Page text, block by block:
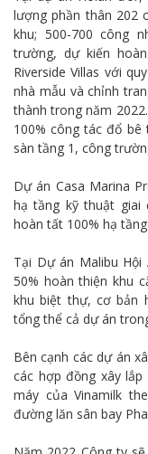
lượng phần thân 202
khu; 500-700 công
trường, dự kiến
Riverside Villas với
nhà mẫu và chỉnh
thành trong năm
100% công tác đổ
sàn tầng 1, công
Dự án Casa Marina
hạ tầng kỹ thuật giai
hoàn tất 100% hạ
Tại Dự án Malibu
50% hoàn thiện khu
khu biệt thự, cơ bản
tổng thể cả dự án
Bên cạnh các dự án
các hợp đồng xây
máy của Vinamilk
đường lăn sân bay